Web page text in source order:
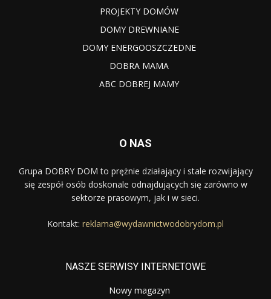
PROJEKTY DOMÓW
DOMY DREWNIANE
DOMY ENERGOOSZCZEDNE
DOBRA MAMA
ABC DOBREJ MAMY
O NAS
Grupa DOBRY DOM to prężnie działający i stale rozwijający
się zespół osób doskonale odnajdujących się zarówno w
sektorze prasowym, jak i w sieci.
Kontakt: reklama@wydawnictwodobrydom.pl
NASZE SERWISY INTERNETOWE
Nowy magazyn